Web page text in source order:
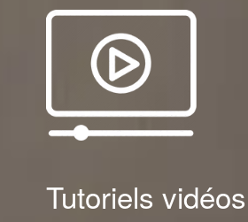
Tutoriels vidéos